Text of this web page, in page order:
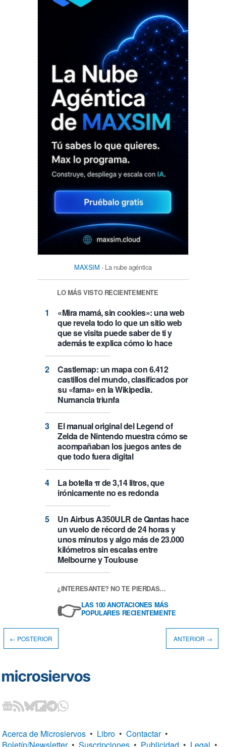
MAXSIM - La nube agéntica
LO MÁS VISTO RECIENTEMENTE
«Mira mamá, sin cookies»: una web
que revela todo lo que un sitio web
que se visita puede saber de ti y
además te explica cómo lo hace
Castlemap: un mapa con 6.412
castillos del mundo, clasificados por
su «fama» en la Wikipedia.
Numancia triunfa
El manual original del Legend of
Zelda de Nintendo muestra cómo se
acompañaban los juegos antes de
que todo fuera digital
La botella π de 3,14 litros, que
irónicamente no es redonda
Un Airbus A350ULR de Qantas hace
un vuelo de récord de 24 horas y
unos minutos y algo más de 23.000
kilómetros sin escalas entre
Melbourne y Toulouse
¿INTERESANTE? NO TE PIERDAS…
👉LAS 100 ANOTACIONES MÁS
POPULARES RECIENTEMENTE
← POSTERIOR ANTERIOR →
Acerca de Microsiervos • Libro • Contactar •
Boletín/Newsletter • Suscripciones • Publicidad • Legal •